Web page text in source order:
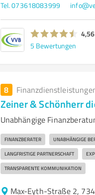
Tel. 073618083999
5 Bewertungen
8
Zeiner & Schönherr
Unabhängige
FINANZBERATER UNABHÄNGIGE
LANGFRISTIGE PARTNERSCHAFT
TRANSPARENTE KOMMUNIKATION
Max-Eyth-Straße 2,